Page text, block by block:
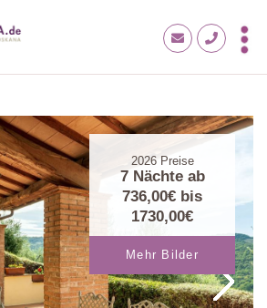
2026Preise
7 Nächte ab
736,00€ bis
1730,00€
Mehr Bilder